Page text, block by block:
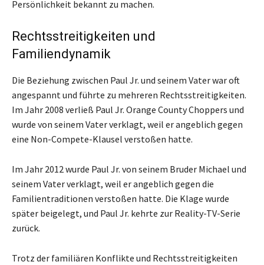
Persönlichkeit bekannt zu machen.
Rechtsstreitigkeiten und
Familiendynamik
Die Beziehung zwischen Paul Jr. und seinem Vater war oft
angespannt und führte zu mehreren Rechtsstreitigkeiten.
Im Jahr 2008 verließ Paul Jr. Orange County Choppers und
wurde von seinem Vater verklagt, weil er angeblich gegen
eine Non-Compete-Klausel verstoßen hatte.
Im Jahr 2012 wurde Paul Jr. von seinem Bruder Michael und
seinem Vater verklagt, weil er angeblich gegen die
Familientraditionen verstoßen hatte. Die Klage wurde
später beigelegt, und Paul Jr. kehrte zur Reality-TV-Serie
zurück.
Trotz der familiären Konflikte und Rechtsstreitigkeiten